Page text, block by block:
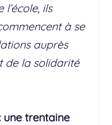
ils
à se
auprès
de la solidarité
trentaine